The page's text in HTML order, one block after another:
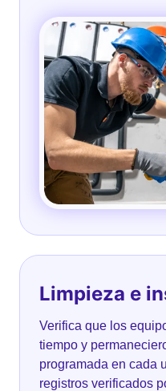
Limpieza e
Verifica que los
tiempo y
programada en cada
registros verificados